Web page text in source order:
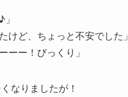
けど、ちょっと不安でした」
ーー！びっくり」
なりましたが！